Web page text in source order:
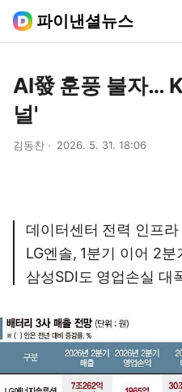
파이낸셜뉴스
AI發 훈풍 불자…
널'
김동찬 2026. 5. 31. 18:06
데이터센터 전력 인프
LG엔솔, 1분기 이어 2분
삼성SDI도 영업손실 대